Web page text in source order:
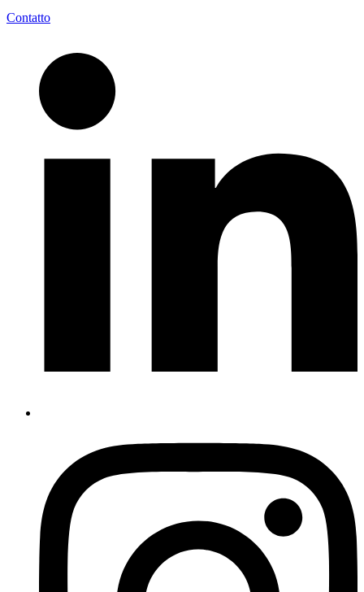
Contatto